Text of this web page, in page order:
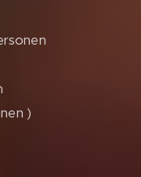
Personen
)